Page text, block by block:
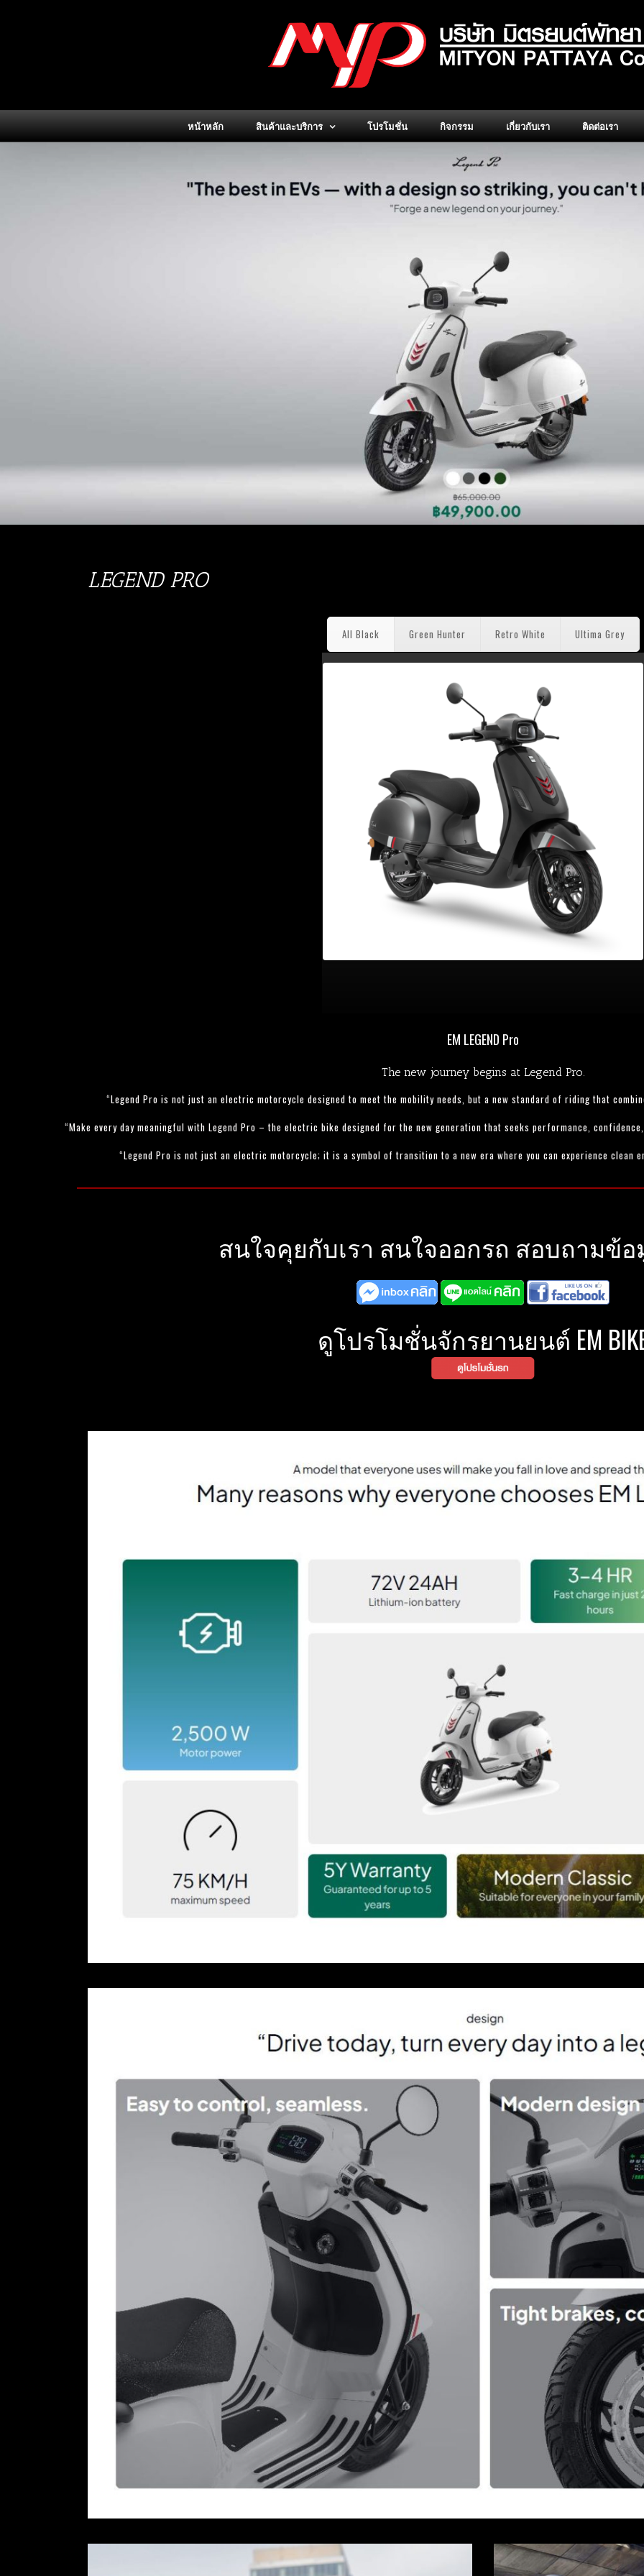
หน้าหลัก สินค้าและบริการ โปรโมชั่น กิจกรรม เกี่ยวกับเรา ติดต่อเรา
LEGEND PRO
All Black Green Hunter Retro White Ultima Grey
EM LEGEND Pro
The new journey begins at Legend Pro.
“Legend Pro is not just an electric motorcycle designed to meet the mobility needs, but a new standard of riding that
“Make every day meaningful with Legend Pro – the electric bike designed for the new generation that seeks performance,
“Legend Pro is not just an electric motorcycle; it is a symbol of transition to a new era where you can experience clean
สนใจคุยกับเรา สนใจออกรถ สอบถามข้อ
ดูโปรโมชั่นจักรยานยนต์ EM